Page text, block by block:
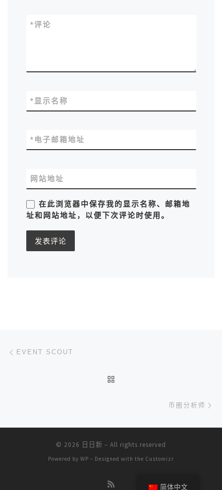
评论
*
显示名称
*
电子邮箱地址
*
网站地址
在此浏览器中保存我的显示名称、邮箱地
址和网站地址，以便下次评论时使用。
文章导航
EVENT SCOUT
币圈分析师
© 2026 日日新 – All rights reserved
Powered by WP – Designed with the Customizr
简体中文